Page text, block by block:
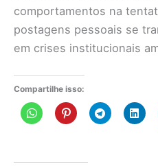
comportamentos na
postagens pessoais se
em crises institucionais
Compartilhe isso: